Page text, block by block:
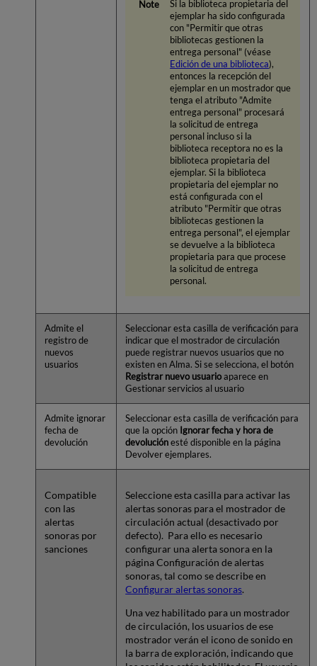
Si la biblioteca propietaria del
ejemplar ha sido configurada
con "Permitir que otras
bibliotecas gestionen la
entrega personal" (véase
Edición de una biblioteca),
entonces la recepción del
ejemplar en un mostrador que
tenga el atributo "Admite
entrega personal" procesará
la solicitud de entrega
personal incluso si la
biblioteca receptora no es la
biblioteca propietaria del
ejemplar. Si la biblioteca
propietaria del ejemplar no
está configurada con el
atributo "Permitir que otras
bibliotecas gestionen la
entrega personal", el ejemplar
se devuelve a la biblioteca
propietaria para que procese
la solicitud de entrega
personal.
Admite el
registro de
nuevos
usuarios
Seleccionar esta casilla de verificación para
indicar que el mostrador de circulación
puede registrar nuevos usuarios que no
existen en Alma. Si se selecciona, el botón
Registrar nuevo usuario aparece en
Gestionar servicios al usuario
Admite ignorar
fecha de
devolución
Seleccionar esta casilla de verificación para
que la opción Ignorar fecha y hora de
devolución esté disponible en la página
Devolver ejemplares.
Compatible
con las
alertas
sonoras por
sanciones
Seleccione esta casilla para activar las
alertas sonoras para el mostrador de
circulación actual (desactivado por
defecto). Para ello es necesario
configurar una alerta sonora en la
página Configuración de alertas
sonoras, tal como se describe en
Configurar alertas sonoras.
Una vez habilitado para un mostrador
de circulación, los usuarios de ese
mostrador verán el icono de sonido en
la barra de exploración, indicando que